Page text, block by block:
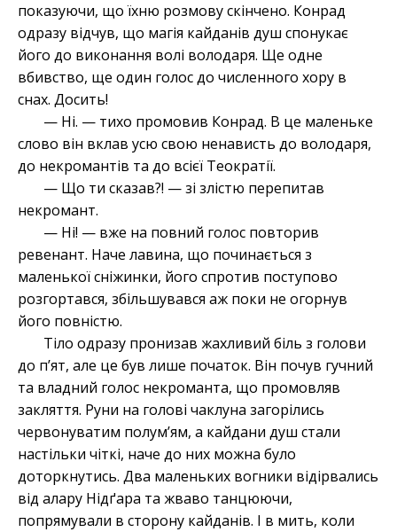
показуючи, що їхню розмову скінчено. Конрад
одразу відчув, що магія кайданів душ спонукає
його до виконання волі володаря. Ще одне
вбивство, ще один голос до численного хору в
снах. Досить!
— Ні. — тихо промовив Конрад. В це маленьке
слово він вклав усю свою ненависть до володаря,
до некромантів та до всієї Теократії.
— Що ти сказав?! — зі злістю перепитав
некромант.
— Ні! — вже на повний голос повторив
ревенант. Наче лавина, що починається з
маленької сніжинки, його спротив поступово
розгортався, збільшувався аж поки не огорнув
його повністю.
Тіло одразу пронизав жахливий біль з голови
до п’ят, але це був лише початок. Він почув гучний
та владний голос некроманта, що промовляв
закляття. Руни на голові чаклуна загорілись
червонуватим полум’ям, а кайдани душ стали
настільки чіткі, наче до них можна було
доторкнутись. Два маленьких вогники відірвались
від алару Нідґара та жваво танцюючи,
попрямували в сторону кайданів. І в мить, коли